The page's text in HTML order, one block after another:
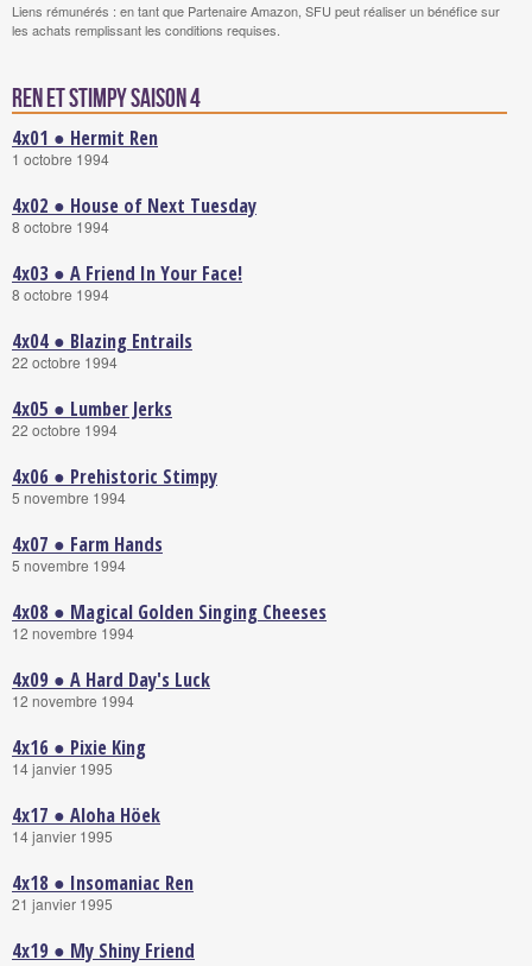
Liens rémunérés : en tant que Partenaire Amazon, SFU peut réaliser un bénéfice sur
les achats remplissant les conditions requises.
Ren et Stimpy saison 4
4x01 ● Hermit Ren
1 octobre 1994
4x02 ● House of Next Tuesday
8 octobre 1994
4x03 ● A Friend In Your Face!
8 octobre 1994
4x04 ● Blazing Entrails
22 octobre 1994
4x05 ● Lumber Jerks
22 octobre 1994
4x06 ● Prehistoric Stimpy
5 novembre 1994
4x07 ● Farm Hands
5 novembre 1994
4x08 ● Magical Golden Singing Cheeses
12 novembre 1994
4x09 ● A Hard Day's Luck
12 novembre 1994
4x16 ● Pixie King
14 janvier 1995
4x17 ● Aloha Höek
14 janvier 1995
4x18 ● Insomaniac Ren
21 janvier 1995
4x19 ● My Shiny Friend